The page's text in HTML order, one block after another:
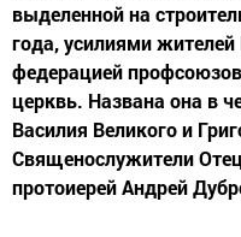
выделенной на
года, усилиями
федерацией
церквь. Названа она в
Василия Великого и
Священослужители
протоиерей Андрей